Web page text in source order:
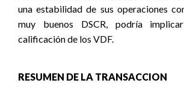
una estabilidad de sus operaciones
muy buenos DSCR, podría
calificación de los VDF.
RESUMEN DE LA TRANSACCION